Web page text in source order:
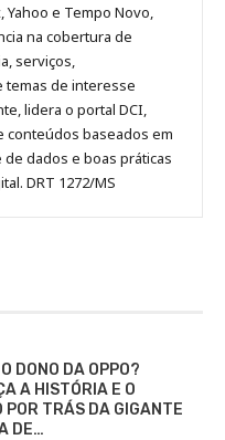
Yahoo e Tempo Novo,
na cobertura de
serviços,
de interesse
lidera o portal DCI,
conteúdos baseados em
de dados e boas práticas
DRT 1272/MS
DONO DA OPPO?
A HISTÓRIA E O
POR TRÁS DA GIGANTE
DE…